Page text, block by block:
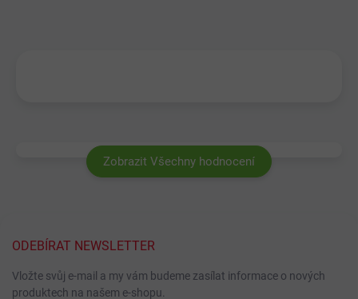
Zobrazit Všechny hodnocení
ODEBÍRAT NEWSLETTER
Vložte svůj e-mail a my vám budeme zasílat informace o nových
produktech na našem e-shopu.